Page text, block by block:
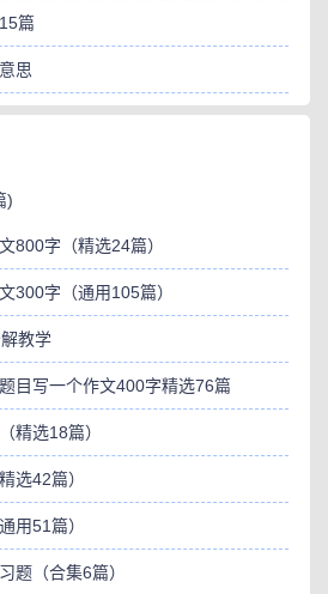
篇
思
)
800字（精选24篇）
300字（通用105篇）
教学
目写一个作文400字精选76篇
精选18篇）
选42篇）
用51篇）
题（合集6篇）